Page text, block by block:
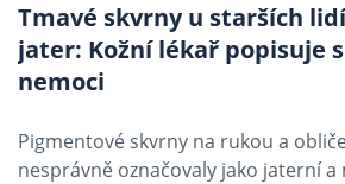
Tmavé skvrny u starších
jater: Kožní lékař popisuje
nemoci
Pigmentové skvrny na rukou a
nesprávně označovaly jako jaterní a